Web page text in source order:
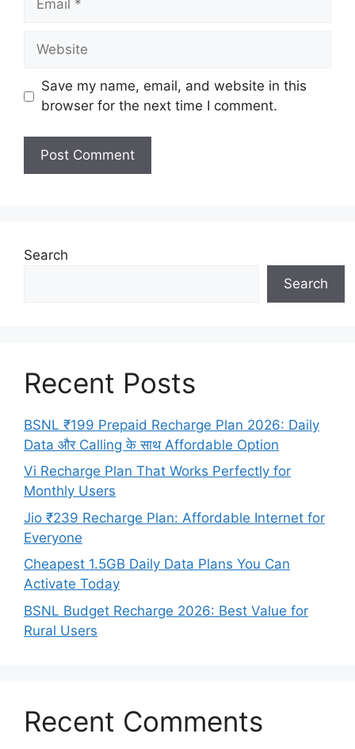
Website
Save my name, email, and website in this
browser for the next time I comment.
Search
Search
Recent Posts
BSNL ₹199 Prepaid Recharge Plan 2026: Daily
Data और Calling के साथ Affordable Option
Vi Recharge Plan That Works Perfectly for
Monthly Users
Jio ₹239 Recharge Plan: Affordable Internet for
Everyone
Cheapest 1.5GB Daily Data Plans You Can
Activate Today
BSNL Budget Recharge 2026: Best Value for
Rural Users
Recent Comments